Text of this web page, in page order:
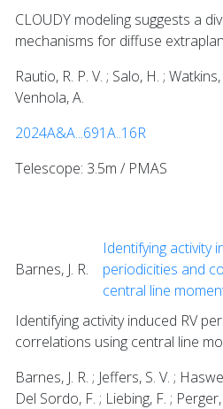
CLOUDY modeling suggests a
mechanisms for diffuse
Rautio, R. P. V. ; Salo, H. ;
Venhola, A.
2024A&A...691A..16R
Telescope: 3.5m / PMAS
Barnes, J. R.
Identifying activity
periodicities and
central line
Identifying activity induced RV
correlations using central line
Barnes, J. R. ; Jeffers, S. V. ;
Del Sordo, F. ; Liebing, F. ;